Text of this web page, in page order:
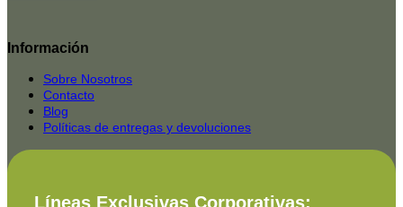
Rated
2025-
Información
Sobre Nosotros
Contacto
Blog
Políticas de entregas y devoluciones
Líneas Exclusivas Corporativas: